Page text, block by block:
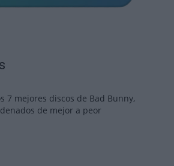
7 mejores discos de Bad Bunny,
de mejor a peor